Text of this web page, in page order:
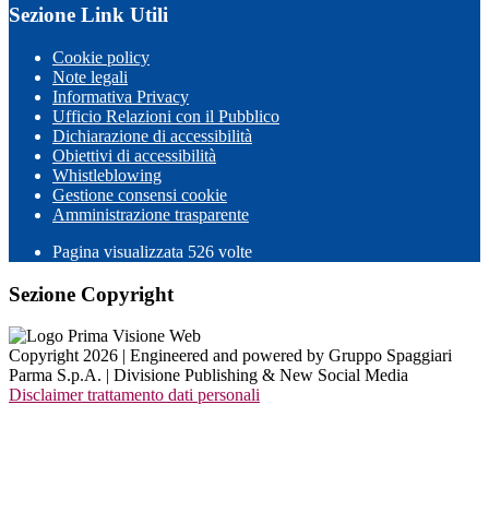
Sezione Link Utili
Cookie policy
Note legali
Informativa Privacy
Ufficio Relazioni con il Pubblico
Dichiarazione di accessibilità
Obiettivi di accessibilità
Whistleblowing
Gestione consensi cookie
Amministrazione trasparente
Pagina visualizzata 526 volte
Sezione Copyright
Copyright 2026 | Engineered and powered by Gruppo Spaggiari
Parma S.p.A. | Divisione Publishing & New Social Media
Disclaimer trattamento dati personali